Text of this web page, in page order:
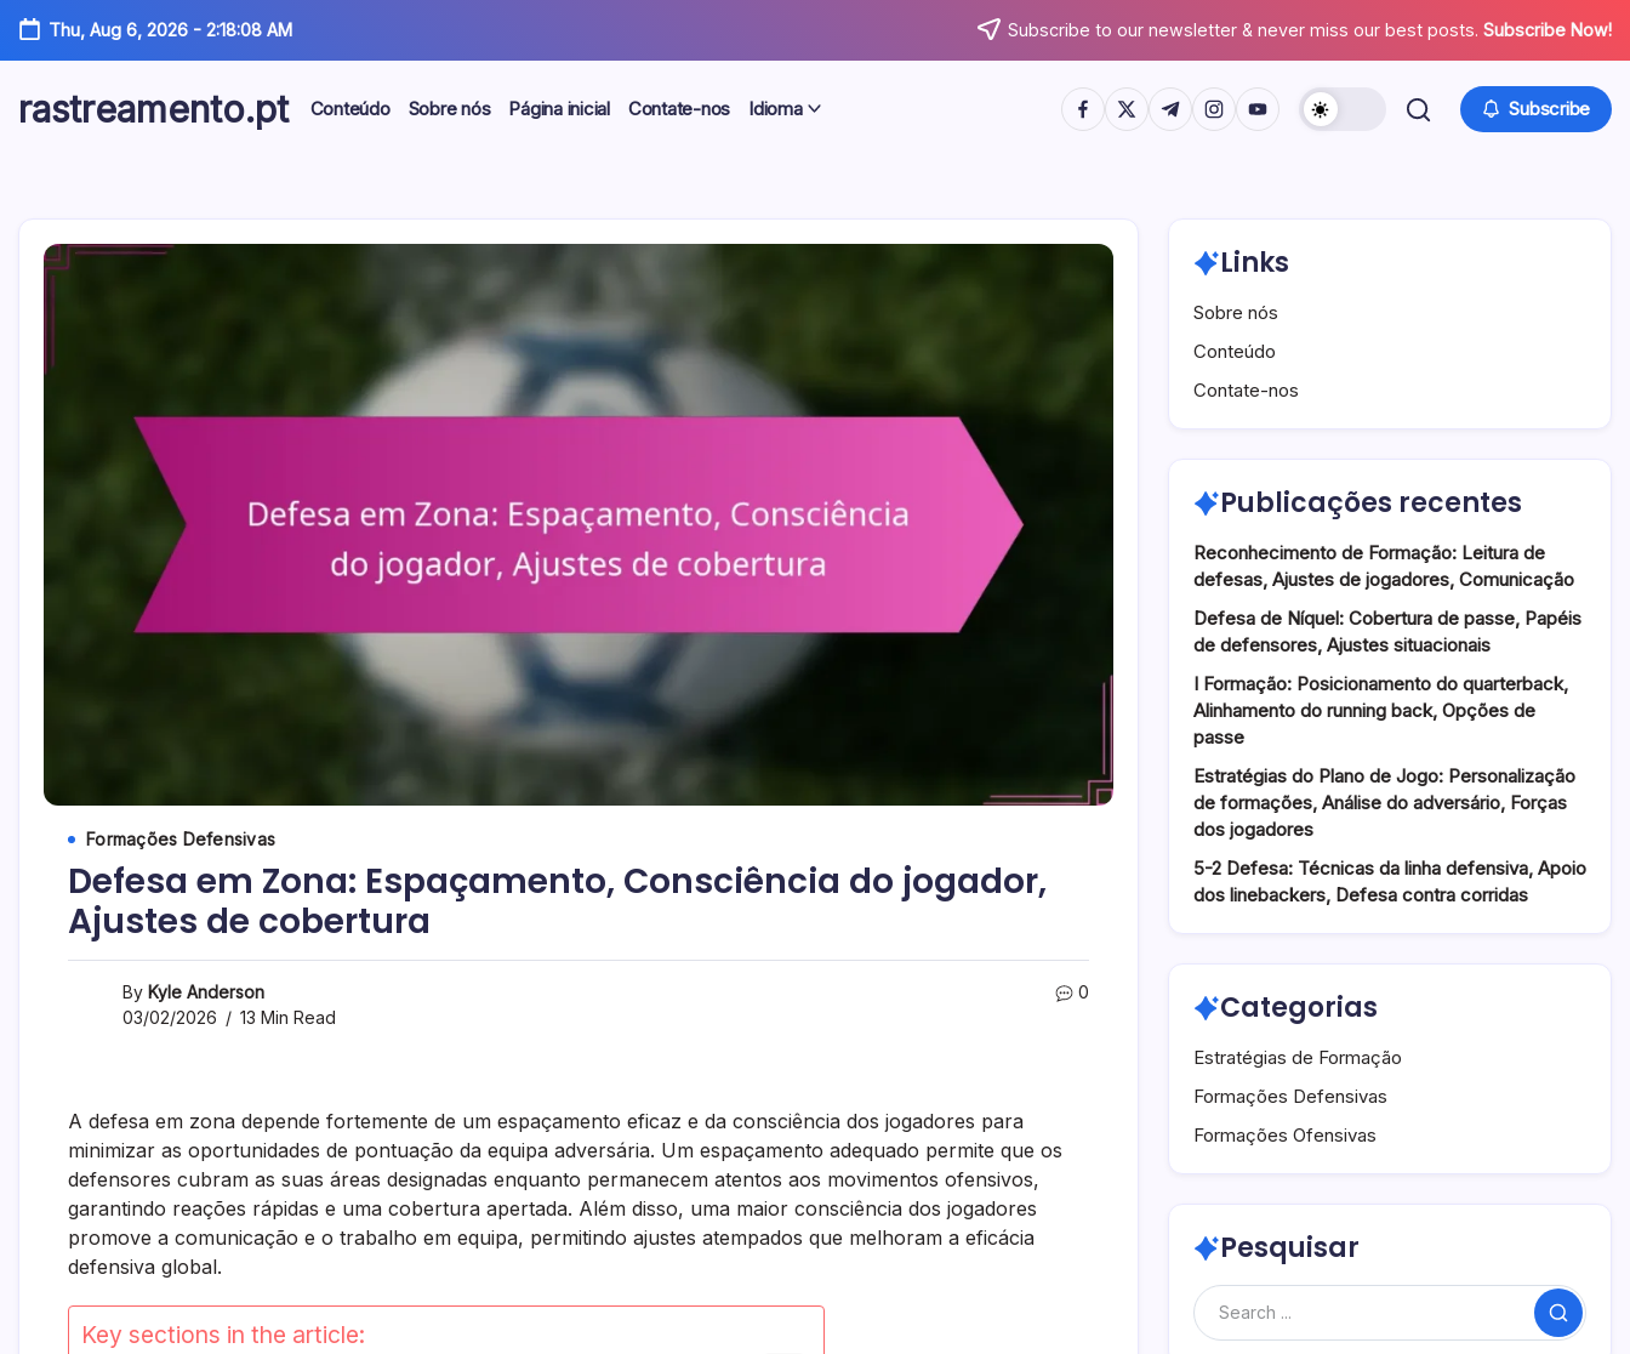
Skip
content
Thu, Aug 6, 2026- 2:18:09 AM Subscribe to our newsletter & never miss our best posts. Subscribe Now!
rastreamento.pt Conteúdo Sobre nós Página inicial Contate-nos Idioma https://www.facebook.com/
https://twitter.com/
https://t.me/
https://www.instagram.com/
https://youtube.com/ Subscribe
Formações Defensivas
Defesa em Zona: Espaçamento, Consciência do jogador,
Ajustes de cobertura
By Kyle Anderson
03/02/2026
13 Min Read
0
A defesa em zona depende fortemente de um espaçamento eficaz e da consciência dos jogadores para
minimizar as oportunidades de pontuação da equipa adversária. Um espaçamento adequado permite que os
defensores cubram as suas áreas designadas enquanto permanecem atentos aos movimentos ofensivos,
garantindo reações rápidas e uma cobertura apertada. Além disso, uma maior consciência dos jogadores
promove a comunicação e o trabalho em equipa, permitindo ajustes atempados que melhoram a eficácia
defensiva global.
Key sections in the article:
Links
Sobre nós
Conteúdo
Contate-nos
Publicações recentes
Reconhecimento de Formação: Leitura de
defesas, Ajustes de jogadores, Comunicação
Defesa de Níquel: Cobertura de passe, Papéis
de defensores, Ajustes situacionais
I Formação: Posicionamento do quarterback,
Alinhamento do running back, Opções de
passe
Estratégias do Plano de Jogo: Personalização
de formações, Análise do adversário, Forças
dos jogadores
5-2 Defesa: Técnicas da linha defensiva, Apoio
dos linebackers, Defesa contra corridas
Categorias
Estratégias de Formação
Formações Defensivas
Formações Ofensivas
Pesquisar
Search